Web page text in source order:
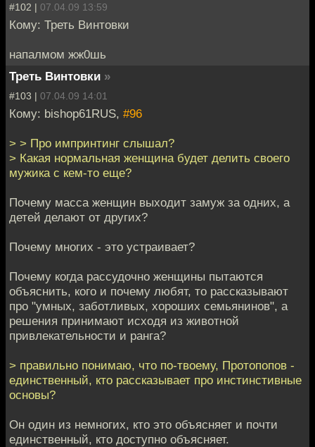
#102 | 07.04.09 13:59
Кому: Треть Винтовки
напалмом жж0шь
Треть Винтовки »
#103 | 07.04.09 14:01
Кому: bishop61RUS, #96
> > Про импринтинг слышал?
> Какая нормальная женщина будет делить своего
мужика с кем-то еще?
Почему масса женщин выходит замуж за одних, а
детей делают от других?
Почему многих - это устраивает?
Почему когда рассудочно женщины пытаются
объяснить, кого и почему любят, то рассказывают
про "умных, заботливых, хороших семьянинов", а
решения принимают исходя из животной
привлекательности и ранга?
> правильно понимаю, что по-твоему, Протопопов -
единственный, кто рассказывает про инстинстивные
основы?
Он один из немногих, кто это объясняет и почти
единственный, кто доступно объясняет.